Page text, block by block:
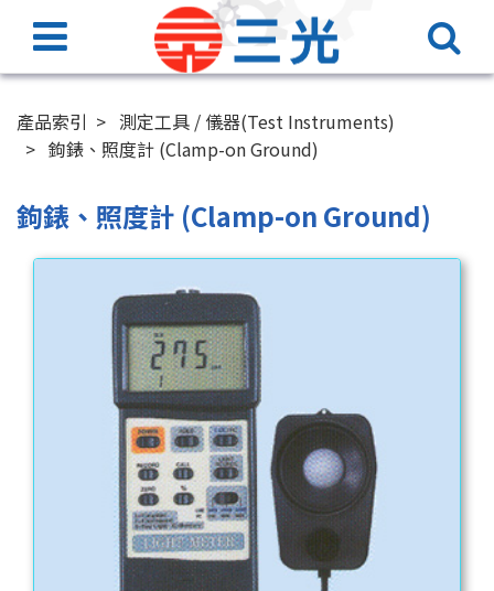
產品索引
測定工具 / 儀器(Test Instruments)
鉤錶、照度計 (Clamp-on Ground)
鉤錶、照度計 (Clamp-on Ground)